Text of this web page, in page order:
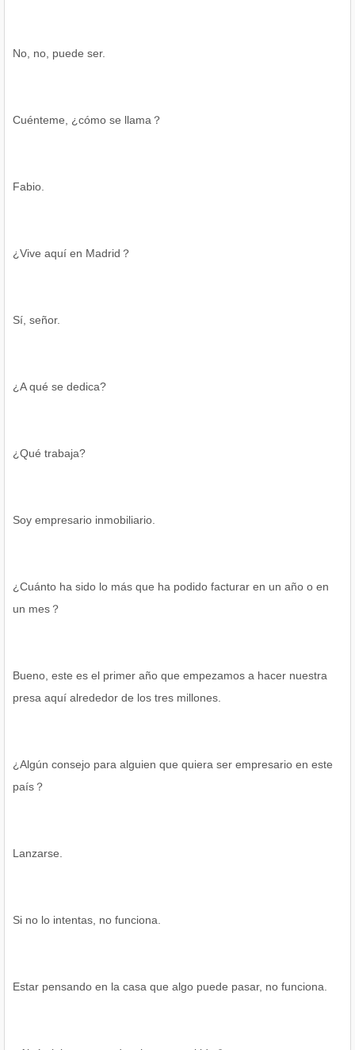
No, no, puede ser.
Cuénteme, ¿cómo se llama？
Fabio.
¿Vive aquí en Madrid？
Sí, señor.
¿A qué se dedica?
¿Qué trabaja?
Soy empresario inmobiliario.
¿Cuánto ha sido lo más que ha podido facturar en un año o en
un mes？
Bueno, este es el primer año que empezamos a hacer nuestra
presa aquí alrededor de los tres millones.
¿Algún consejo para alguien que quiera ser empresario en este
país？
Lanzarse.
Si no lo intentas, no funciona.
Estar pensando en la casa que algo puede pasar, no funciona.